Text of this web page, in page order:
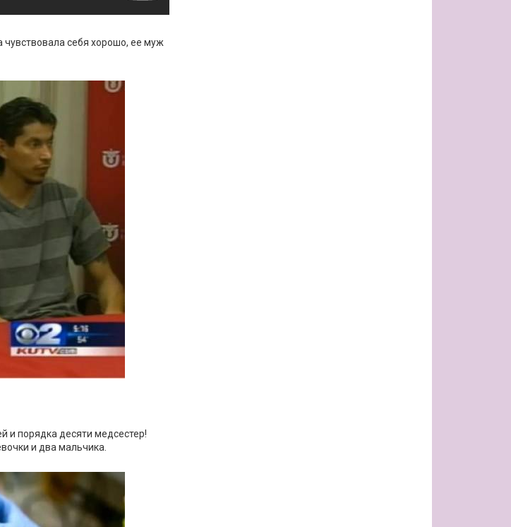
себя хорошо, ее муж
и порядка десяти медсестер!
и два мальчика.